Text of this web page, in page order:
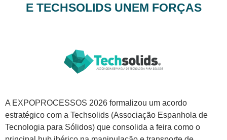
E TECHSOLIDS UNEM FORÇAS
A EXPOPROCESSOS 2026 formalizou um acordo
estratégico com a Techsolids (Associação Espanhola de
Tecnologia para Sólidos) que consolida a feira como o